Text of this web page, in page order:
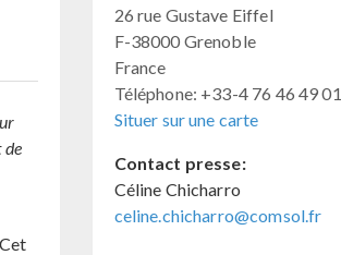
de
26 rue Gustave Eiffel
F-38000 Grenoble
France
Téléphone: +33-4 76 46 49 01
Situer sur une carte
Contact presse:
Céline Chicharro
celine.chicharro@comsol.fr